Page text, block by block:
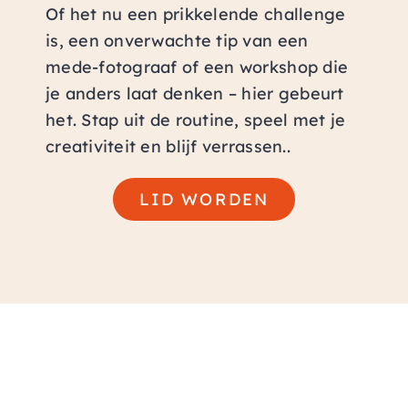
Of het nu een prikkelende challenge
is, een onverwachte tip van een
mede-fotograaf of een workshop die
je anders laat denken – hier gebeurt
het. Stap uit de routine, speel met je
creativiteit en blijf verrassen..
LID WORDEN